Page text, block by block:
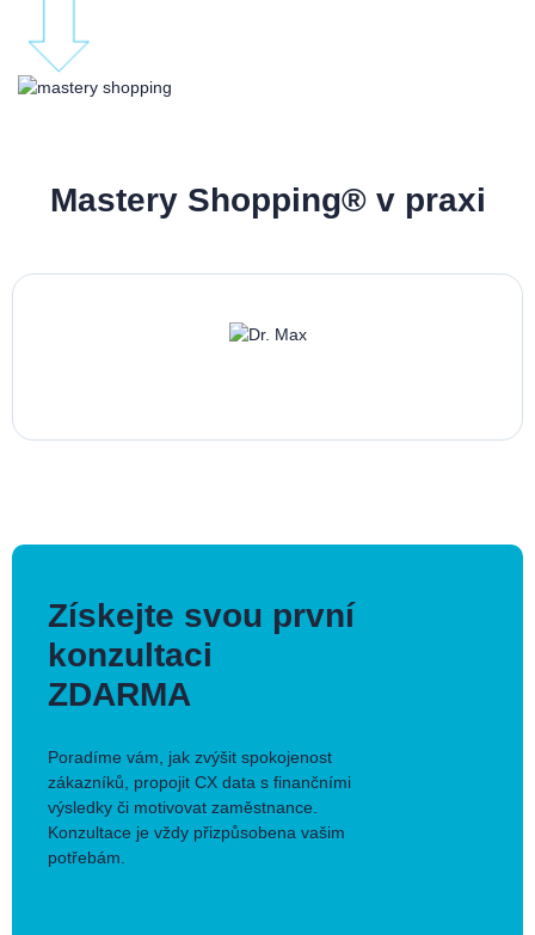
Mastery Shopping® v praxi
Získejte svou první
konzultaci
ZDARMA
Poradíme vám, jak zvýšit spokojenost
zákazníků, propojit CX data s finančními
výsledky či motivovat zaměstnance.
Konzultace je vždy přizpůsobena vašim
potřebám.